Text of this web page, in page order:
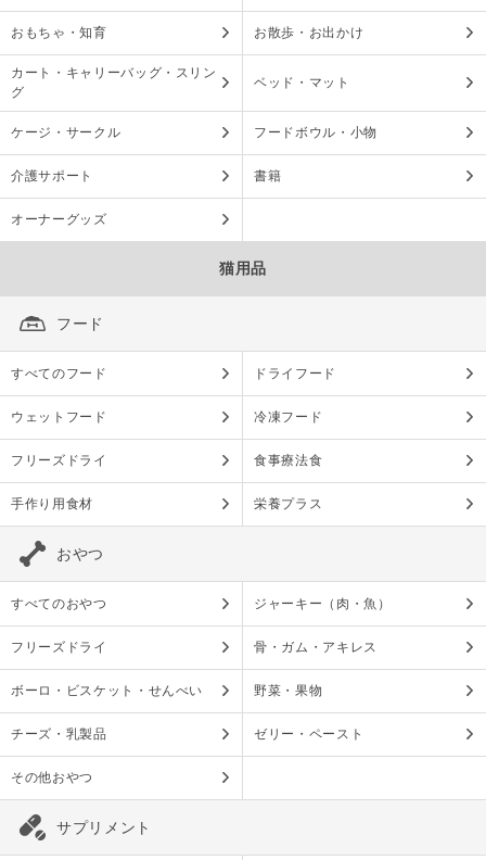
おもちゃ・知育 お散歩・お出かけ
カート・キャリーバッグ・スリン
グ
ベッド・マット
ケージ・サークル フードボウル・小物
介護サポート 書籍
オーナーグッズ
猫用品
フード
すべてのフード ドライフード
ウェットフード 冷凍フード
フリーズドライ 食事療法食
手作り用食材 栄養プラス
おやつ
すべてのおやつ ジャーキー（肉・魚）
フリーズドライ 骨・ガム・アキレス
ボーロ・ビスケット・せんべい 野菜・果物
チーズ・乳製品 ゼリー・ペースト
その他おやつ
サプリメント